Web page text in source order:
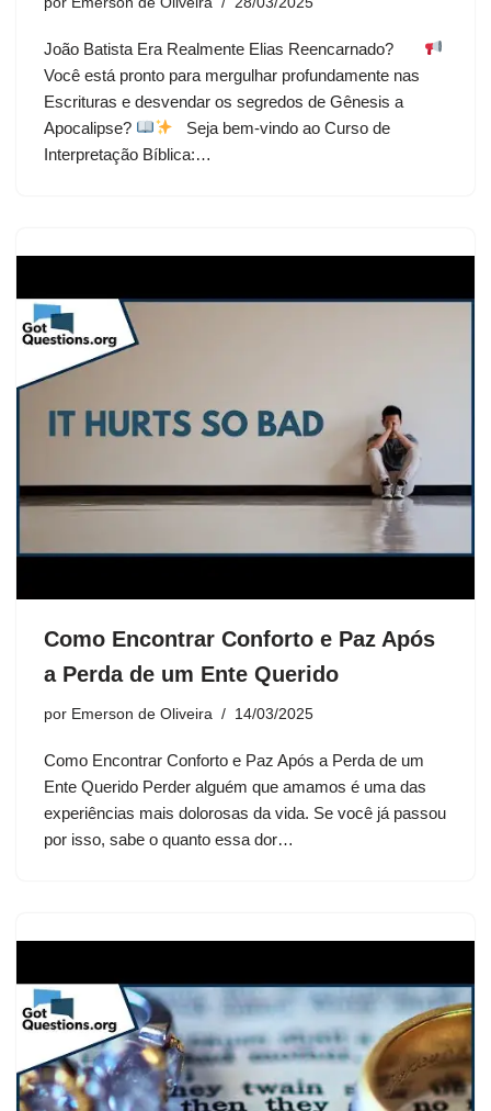
João Batista Era Realmente Elias Reencarnado?
Você está pronto para mergulhar profundamente nas
Escrituras e desvendar os segredos de Gênesis a
Apocalipse?
Seja bem-vindo ao Curso de
Interpretação Bíblica:…
Como Encontrar Conforto e Paz Após
a Perda de um Ente Querido
por Emerson de Oliveira 14/03/2025
Como Encontrar Conforto e Paz Após a Perda de um
Ente Querido Perder alguém que amamos é uma das
experiências mais dolorosas da vida. Se você já passou
por isso, sabe o quanto essa dor…